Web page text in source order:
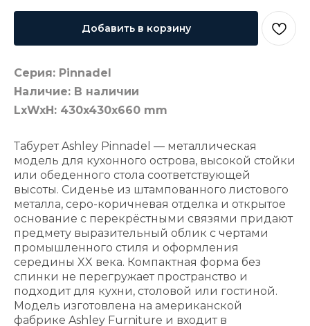
Добавить в корзину
Серия: Pinnadel
Наличие: В наличии
LxWxH: 430x430x660 mm
Табурет Ashley Pinnadel — металлическая
модель для кухонного острова, высокой стойки
или обеденного стола соответствующей
высоты. Сиденье из штампованного листового
металла, серо-коричневая отделка и открытое
основание с перекрёстными связями придают
предмету выразительный облик с чертами
промышленного стиля и оформления
середины XX века. Компактная форма без
спинки не перегружает пространство и
подходит для кухни, столовой или гостиной.
Модель изготовлена на американской
фабрике Ashley Furniture и входит в